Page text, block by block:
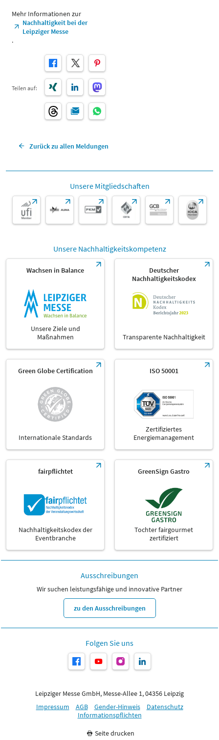
Mehr Informationen zur
Nachhaltigkeit bei der
Leipziger Messe
.
Teilen auf:
Zurück zu allen Meldungen
Unsere Mitgliedschaften
Unsere Nachhaltigkeitskompetenz
Wachsen in Balance
Unsere Ziele und
Maßnahmen
Deutscher
Nachhaltigkeitskodex
Transparente Nachhaltigkeit
Green Globe Certification
Internationale Standards
ISO 50001
Zertifiziertes
Energiemanagement
fairpflichtet
Nachhaltigkeitskodex der
Eventbranche
GreenSign Gastro
Tochter fairgourmet
zertifiziert
Ausschreibungen
Wir suchen leistungsfähige und innovative Partner
zu den Ausschreibungen
Folgen Sie uns
Leipziger Messe GmbH, Messe-Allee 1, 04356 Leipzig
Impressum
AGB Gender-Hinweis
Datenschutz
Informationspflichten
Seite drucken